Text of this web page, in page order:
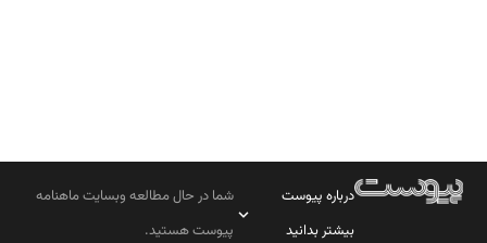
درباره پیوست
بیشتر بدانید
شما در حال مطالعه وبسایت ماهنامه
پیوست هستید.